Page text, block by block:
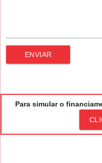
ENVIAR
Para simular o